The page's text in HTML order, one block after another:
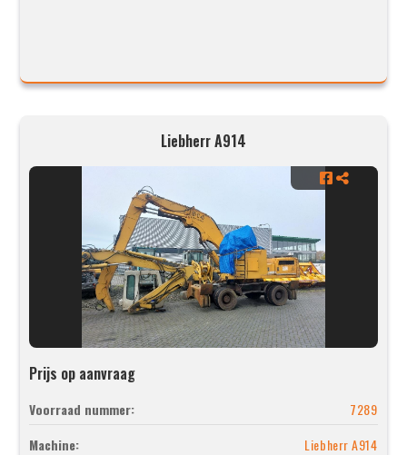
Liebherr A914
Prijs op aanvraag
Voorraad nummer:
7289
Machine:
Liebherr A914